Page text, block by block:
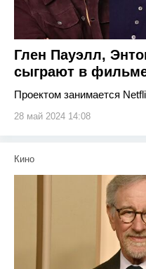
Глен Пауэлл,
сыграют в
Проектом занимается
28 май 2024 14:08
Кино